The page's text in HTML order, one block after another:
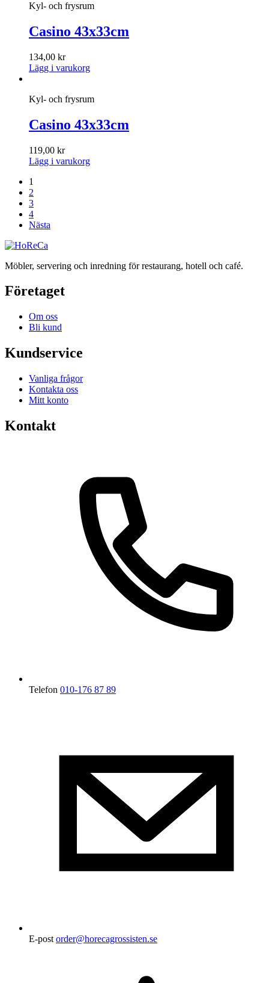
Kyl- och frysrum
Casino 43x33cm
134,00 kr
Lägg i varukorg
Kyl- och frysrum
Casino 43x33cm
119,00 kr
Lägg i varukorg
1
2
3
4
Nästa
Möbler, servering och inredning för restaurang, hotell och café.
Företaget
Om oss
Bli kund
Kundservice
Vanliga frågor
Kontakta oss
Mitt konto
Kontakt
Telefon 010-176 87 89
E-post order@horecagrossisten.se